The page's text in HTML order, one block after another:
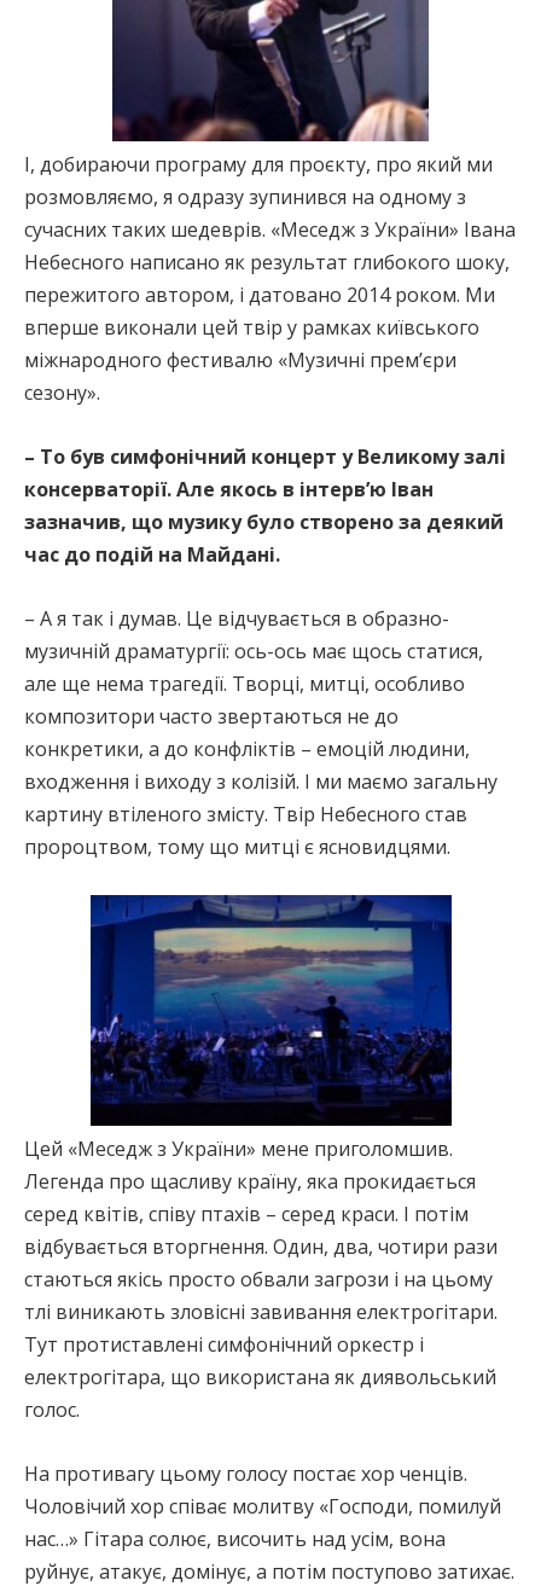
І, добираючи програму для проєкту, про який ми
розмовляємо, я одразу зупинився на одному з
сучасних таких шедеврів. «Меседж з України» Івана
Небесного написано як результат глибокого шоку,
пережитого автором, і датовано 2014 роком. Ми
вперше виконали цей твір у рамках київського
міжнародного фестивалю «Музичні прем’єри
сезону».
– То був симфонічний концерт у Великому залі
консерваторії. Але якось в інтерв’ю Іван
зазначив, що музику було створено за деякий
час до подій на Майдані.
– А я так і думав. Це відчувається в образно-
музичній драматургії: ось-ось має щось статися,
але ще нема трагедії. Творці, митці, особливо
композитори часто звертаються не до
конкретики, а до конфліктів – емоцій людини,
входження і виходу з колізій. І ми маємо загальну
картину втіленого змісту. Твір Небесного став
пророцтвом, тому що митці є ясновидцями.
Цей «Меседж з України» мене приголомшив.
Легенда про щасливу країну, яка прокидається
серед квітів, співу птахів – серед краси. І потім
відбувається вторгнення. Один, два, чотири рази
стаються якісь просто обвали загрози і на цьому
тлі виникають зловісні завивання електрогітари.
Тут протиставлені симфонічний оркестр і
електрогітара, що використана як диявольський
голос.
На противагу цьому голосу постає хор ченців.
Чоловічий хор співає молитву «Господи, помилуй
нас…» Гітара солює, височить над усім, вона
руйнує, атакує, домінує, а потім поступово затихає.